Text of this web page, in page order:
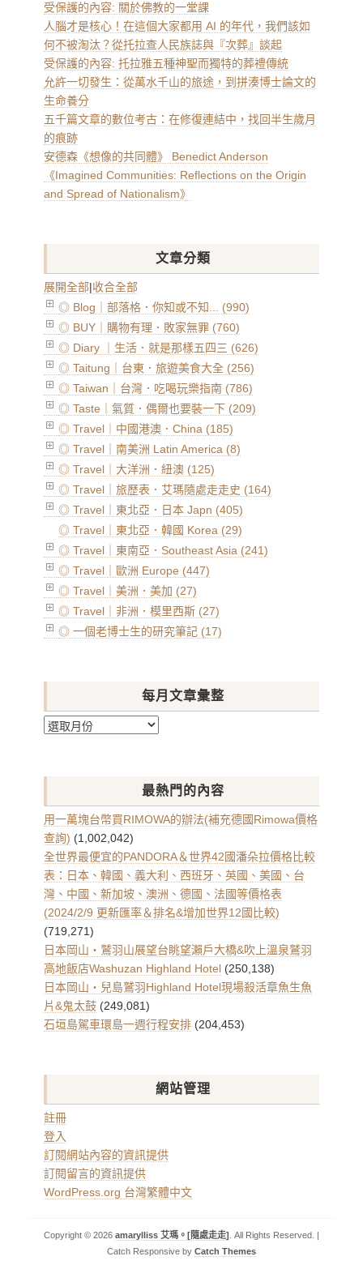
受保護的內容: 關於佛教的一堂課
人腦才是核心！在這個大家都用 AI 的年代，我們該如
何不被淘汰？從托拉查人民族誌與『次葬』談起
受保護的內容: 托拉雅五種神聖而獨特的葬禮傳統
允許一切發生：從萬水千山的旅途，到拼湊博士論文的
生命養分
五千篇文章的數位考古：在修復連結中，找回半生歲月
的痕跡
安德森《想像的共同體》 Benedict Anderson
《Imagined Communities: Reflections on the Origin
and Spread of Nationalism》
文章分類
展開全部|收合全部
◎ Blog｜部落格．你知或不知... (990)
◎ BUY｜購物有理．敗家無罪 (760)
◎ Diary ｜生活．就是那樣五四三 (626)
◎ Taitung｜台東．旅遊美食大全 (256)
◎ Taiwan｜台灣．吃喝玩樂指南 (786)
◎ Taste｜氣質．偶爾也要裝一下 (209)
◎ Travel｜中國港澳．China (185)
◎ Travel｜南美洲 Latin America (8)
◎ Travel｜大洋洲．紐澳 (125)
◎ Travel｜旅歷表．艾瑪隨處走走史 (164)
◎ Travel｜東北亞．日本 Japn (405)
◎ Travel｜東北亞．韓國 Korea (29)
◎ Travel｜東南亞．Southeast Asia (241)
◎ Travel｜歐洲 Europe (447)
◎ Travel｜美洲．美加 (27)
◎ Travel｜非洲．模里西斯 (27)
◎ 一個老博士生的研究筆記 (17)
每月文章彙整
每
章
整
最熱門的內容
用一萬塊台幣買RIMOWA的辦法(補充德國Rimowa價格
查詢) (1,002,042)
全世界最便宜的PANDORA＆世界42國潘朵拉價格比較
表：日本、韓國、義大利、西班牙、英國、美國、台
灣、中國、新加坡、澳洲、德國、法國等價格表
(2024/2/9 更新匯率＆排名&增加世界12國比較)
(719,271)
日本岡山・鷲羽山展望台眺望瀨戶大橋&吹上溫泉鷲羽
高地飯店Washuzan Highland Hotel (250,138)
日本岡山・兒島鷲羽Highland Hotel現場殺活章魚生魚
片&鬼太鼓 (249,081)
石垣島駕車環島一週行程安排 (204,453)
網站管理
註冊
登入
訂閱網站內容的資訊提供
訂閱留言的資訊提供
WordPress.org 台灣繁體中文
Copyright © 2026 amarylliss 艾瑪。[隨處走走] . All Rights Reserved. |
Catch Responsive by Catch Themes